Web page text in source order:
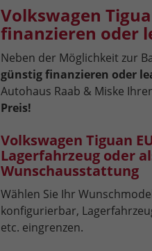
Volkswagen
finanzieren oder
Neben der Möglichkeit zur
günstig finanzieren oder
Autohaus Raab & Miske
Preis!
Volkswagen Tiguan
Lagerfahrzeug oder
Wunschausstattung
Wählen Sie Ihr
konfigurierbar,
etc. eingrenzen.